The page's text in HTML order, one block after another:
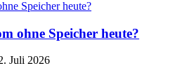
ohne Speicher heute?
Juli 2026